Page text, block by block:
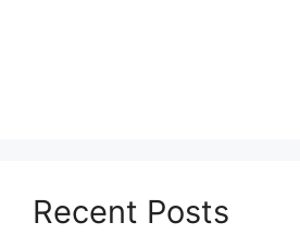
Recent Posts